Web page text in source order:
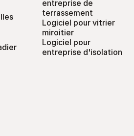
entreprise de
terrassement
Logiciel pour vitrier
miroitier
Logiciel pour
entreprise d'isolation